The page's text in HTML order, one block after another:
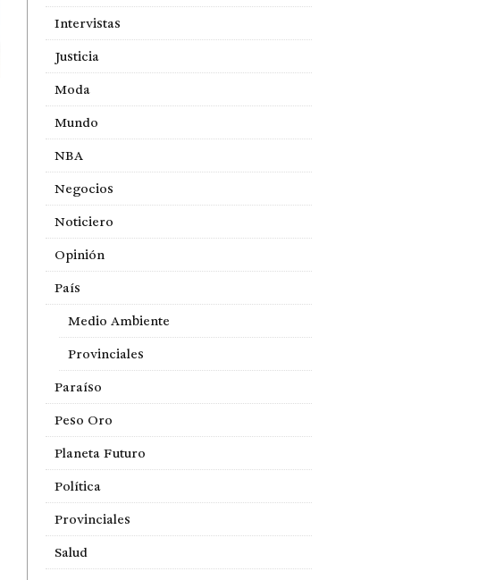
Intervistas
Justicia
Moda
Mundo
NBA
Negocios
Noticiero
Opinión
País
Medio Ambiente
Provinciales
Paraíso
Peso Oro
Planeta Futuro
Política
Provinciales
Salud